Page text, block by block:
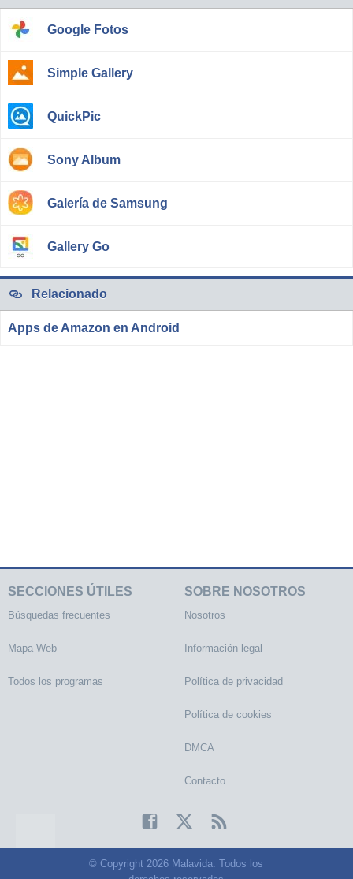
Google Fotos
Simple Gallery
QuickPic
Sony Album
Galería de Samsung
Gallery Go
Relacionado
Apps de Amazon en Android
SECCIONES ÚTILES
Búsquedas frecuentes
Mapa Web
Todos los programas
SOBRE NOSOTROS
Nosotros
Información legal
Política de privacidad
Política de cookies
DMCA
Contacto
© Copyright 2026 Malavida. Todos los